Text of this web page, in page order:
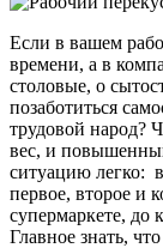
Если в вашем
времени, а в
столовые, о
позаботиться
трудовой народ?
вес, и
ситуацию легко:
первое, второе и
супермаркете, до
Главное знать,